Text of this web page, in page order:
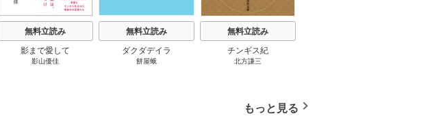
無料立読み
影まで愛して
影山優佳
無料立読み
ダクダデイラ
餅屋蛾
無料立読み
チンギス紀
北方謙三
もっと見る